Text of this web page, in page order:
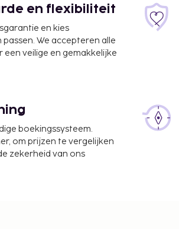
bankservice en een
en flexibiliteit
en kies
We accepteren alle
veilige en gemakkelijke
boekingssysteem.
om prijzen te vergelijken
zekerheid van ons